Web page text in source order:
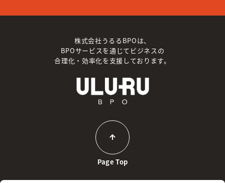
株式会社うるるBPOは、
BPOサービスを通じてビジネスの
合理化・効率化を支援しております。
Page Top